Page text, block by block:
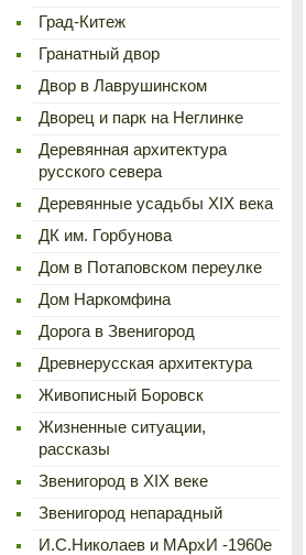
Град-Китеж
Гранатный двор
Двор в Лаврушинском
Дворец и парк на Неглинке
Деревянная архитектура
русского севера
Деревянные усадьбы XIX века
ДК им. Горбунова
Дом в Потаповском переулке
Дом Наркомфина
Дорога в Звенигород
Древнерусская архитектура
Живописный Боровск
Жизненные ситуации,
рассказы
Звенигород в XIX веке
Звенигород непарадный
И.С.Николаев и МАрхИ -1960е